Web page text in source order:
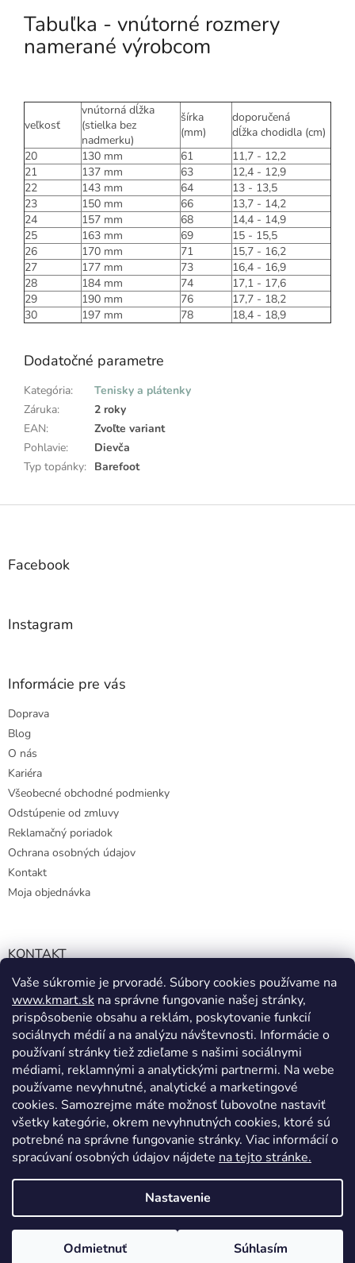
Vaše súkromie je prvoradé. Súbory cookies používame na
www.kmart.sk na správne fungovanie našej stránky,
prispôsobenie obsahu a reklám, poskytovanie funkcií
sociálnych médií a na analýzu návštevnosti. Informácie o
používaní stránky tiež zdieľame s našimi sociálnymi
médiami, reklamnými a analytickými partnermi. Na webe
používame nevyhnutné, analytické a marketingové
cookies. Samozrejme máte možnosť ľubovoľne nastaviť
všetky kategórie, okrem nevyhnutných cookies, ktoré sú
potrebné na správne fungovanie stránky. Viac informácií o
spracúvaní osobných údajov nájdete na tejto stránke.
Nastavenie
Odmietnuť Súhlasím
Tabuľka - vnútorné rozmery
namerané výrobcom
veľkosť
vnútorná dĺžka
(stielka bez
nadmerku)
šírka
(mm)
doporučená
dĺžka chodidla (cm)
20
130 mm 61
11,7 - 12,2
21
137 mm 63
12,4 - 12,9
22
143 mm 64
13 - 13,5
23
150 mm 66
13,7 - 14,2
24
157 mm 68
14,4 - 14,9
25
163 mm 69
15 - 15,5
26
170 mm 71
15,7 - 16,2
27
177 mm 73
16,4 - 16,9
28
184 mm 74
17,1 - 17,6
29
190 mm 76
17,7 - 18,2
30
197 mm 78 18,4 - 18,9
Dodatočné parametre
Kategória:
Tenisky a plátenky
Záruka:
2 roky
EAN:
Zvoľte variant
Pohlavie:
Dievča
Typ topánky: Barefoot
Z
Facebook
Instagram
Informácie pre vás
Doprava
Blog
O nás
Kariéra
Všeobecné obchodné podmienky
Odstúpenie od zmluvy
Reklamačný poriadok
Ochrana osobných údajov
Kontakt
Moja objednávka
KONTAKT
info@kmart.sk
+421 947 979 193
+421 947 979 193
facebook.com/Kolieramarket
Vytvoril Shoptet
Copyright 2026Kmart.sk. Všetky práva vyhradené.Upraviť